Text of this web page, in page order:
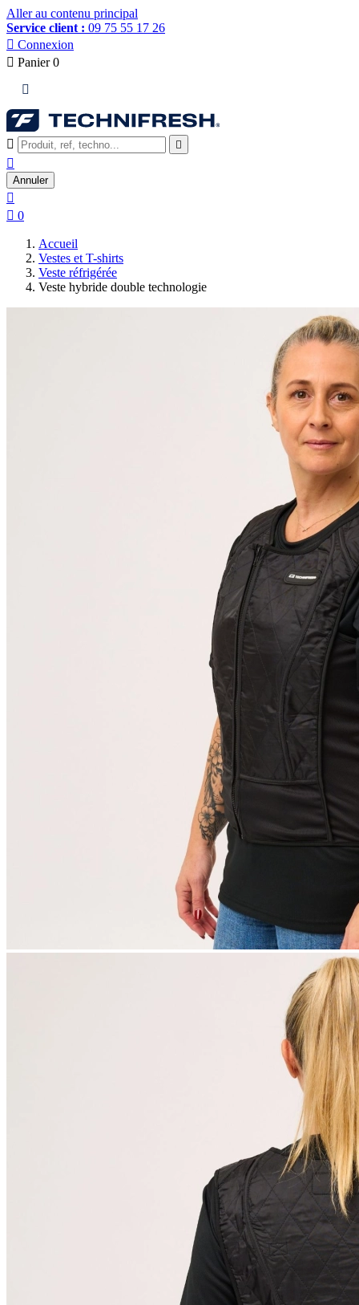
Aller au contenu principal
Service client : 09 75 55 17 26
 Connexion
 Panier 0

 

Annuler

 0
Accueil
Vestes et T-shirts
Veste réfrigérée
Veste hybride double technologie